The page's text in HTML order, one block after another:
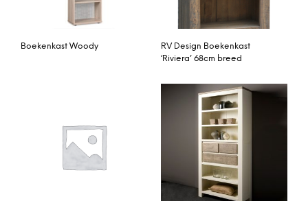
Boekenkast Woody
RV Design Boekenkast
‘Riviera’ 68cm breed